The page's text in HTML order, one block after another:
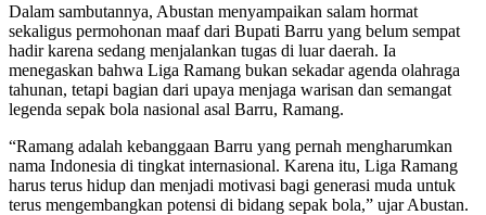
Dalam sambutannya, Abustan menyampaikan salam hormat
sekaligus permohonan maaf dari Bupati Barru yang belum sempat
hadir karena sedang menjalankan tugas di luar daerah. Ia
menegaskan bahwa Liga Ramang bukan sekadar agenda olahraga
tahunan, tetapi bagian dari upaya menjaga warisan dan semangat
legenda sepak bola nasional asal Barru, Ramang.
“Ramang adalah kebanggaan Barru yang pernah mengharumkan
nama Indonesia di tingkat internasional. Karena itu, Liga Ramang
harus terus hidup dan menjadi motivasi bagi generasi muda untuk
terus mengembangkan potensi di bidang sepak bola,” ujar Abustan.